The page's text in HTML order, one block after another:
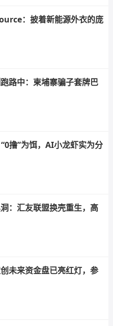
：披着新能源外衣的庞
路中：柬埔寨骗子套牌巴
撸”为饵，AI小龙虾实为分
：汇友联盟换壳重生，高
未来资金盘已亮红灯，参